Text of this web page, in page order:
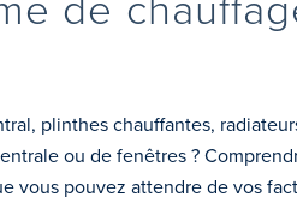
plinthes chauffantes,
ou de fenêtres ?
vous pouvez attendre de vos